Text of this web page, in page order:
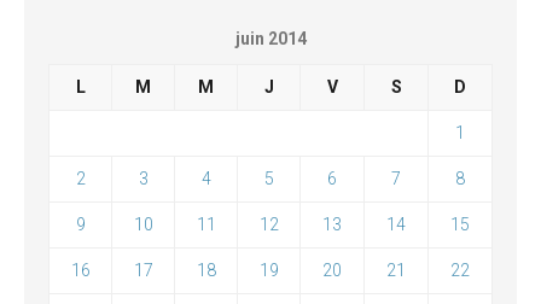
juin 2014
L M M J V S D
1
2 3 4 5 6 7 8
9 10 11 12 13 14 15
16 17 18 19 20 21 22